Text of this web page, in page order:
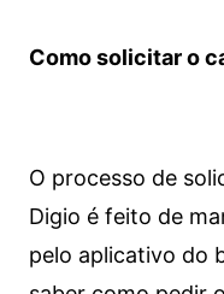
Como solicitar o
O processo de
Digio é feito de
pelo aplicativo do